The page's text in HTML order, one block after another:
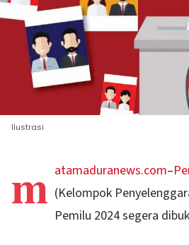
Ilustrasi
m atamaduranews.com–
(Kelompok
Pemilu 2024 segera